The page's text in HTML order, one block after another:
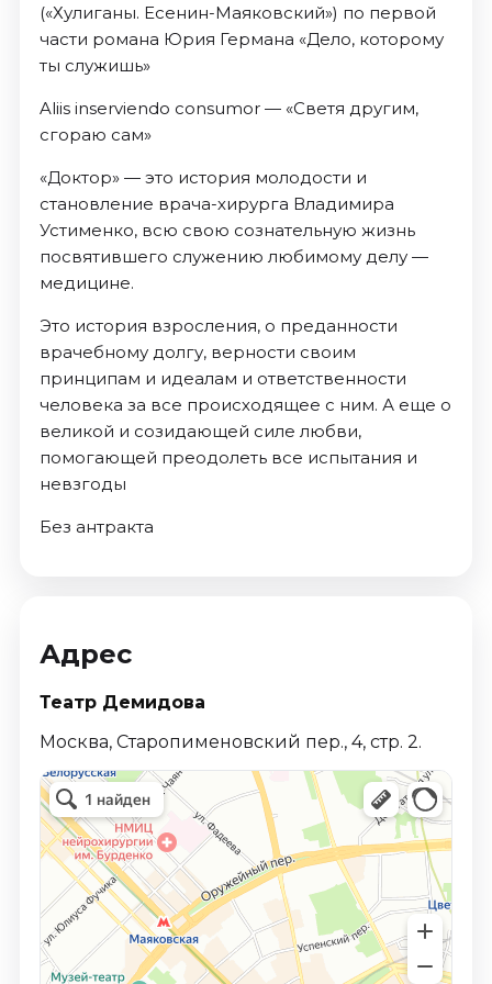
(«Хулиганы. Есенин-Маяковский») по первой
части романа Юрия Германа «Дело, которому
ты служишь»
Aliis inserviendo consumor — «Светя другим,
сгораю сам»
«Доктор» — это история молодости и
становление врача-хирурга Владимира
Устименко, всю свою сознательную жизнь
посвятившего служению любимому делу —
медицине.
Это история взросления, о преданности
врачебному долгу, верности своим
принципам и идеалам и ответственности
человека за все происходящее с ним. А еще о
великой и созидающей силе любви,
помогающей преодолеть все испытания и
невзгоды
Без антракта
Адрес
Театр Демидова
Москва, Старопименовский пер., 4, стр. 2.